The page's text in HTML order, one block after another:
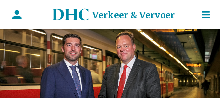
Verkeer & Vervoer